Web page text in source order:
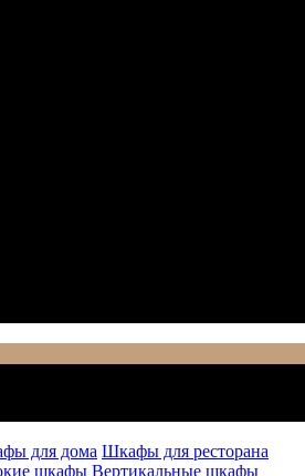
для дома Шкафы для ресторана
шкафы Вертикальные шкафы